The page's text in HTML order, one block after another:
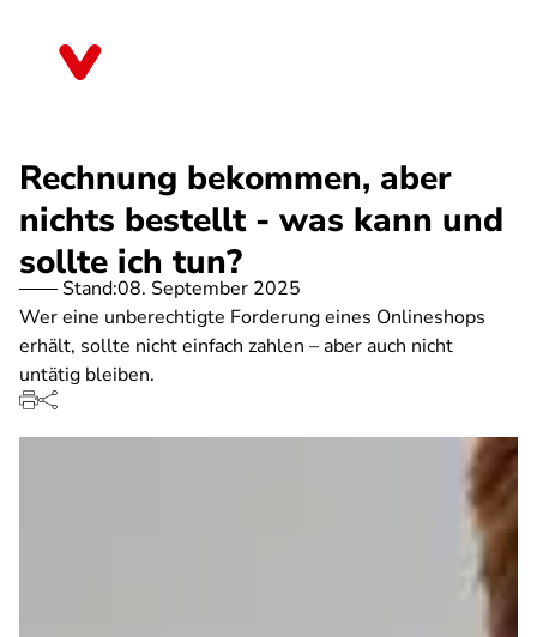
Rechnung bekommen, aber
nichts bestellt - was kann und
sollte ich tun?
Stand:08. September 2025
Wer eine unberechtigte Forderung eines Onlineshops
erhält, sollte nicht einfach zahlen – aber auch nicht
untätig bleiben.